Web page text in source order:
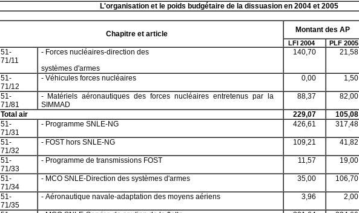
L'organisation et le poids budgétaire de la dissuasion en 2004 et 2005
Chapitre et article Montant des AP
LFI 2004 PLF 2005
51-
71/11
- Forces nucléaires-direction des
systèmes d'armes
140,70 21,58
51-
71/12
- Véhicules forces nucléaires 0,00 1,50
51-
71/81
- Matériels aéronautiques des forces nucléaires entretenus par la
SIMMAD
88,37 82,00
Total air 229,07 105,08
51-
71/31
- Programme SNLE-NG 426,61 317,48
51-
71/32
- FOST hors SNLE-NG 109,21 41,82
51-
71/33
- Programme de transmissions FOST 11,57 19,00
51-
71/34
- MCO SNLE-Direction des systèmes d'armes 35,00 106,70
51-
71/35
- Aéronautique navale-adaptation des moyens aériens 3,96 2,00